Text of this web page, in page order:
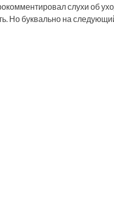
слухи об
Но буквально на